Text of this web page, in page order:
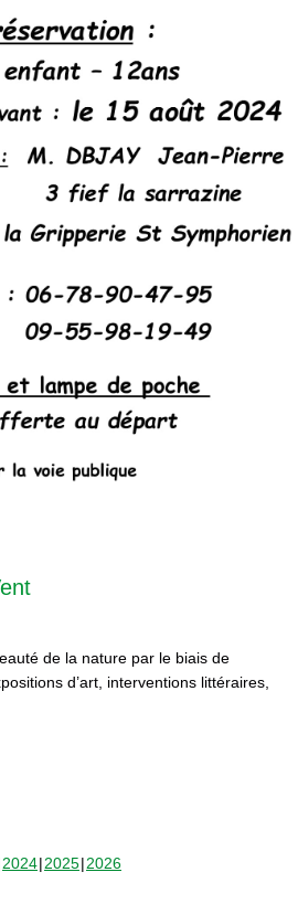
de la nature par le biais de
d’art, interventions littéraires,
2024 2025 2026